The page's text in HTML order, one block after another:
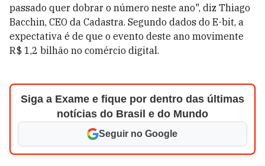
passado quer dobrar o número neste ano", diz Thiago
Bacchin, CEO da Cadastra. Segundo dados do E-bit, a
expectativa é de que o evento deste ano movimente
R$ 1,2 bilhão no comércio digital.
Siga a Exame e fique por dentro das últimas
notícias do Brasil e do Mundo
Seguir no Google